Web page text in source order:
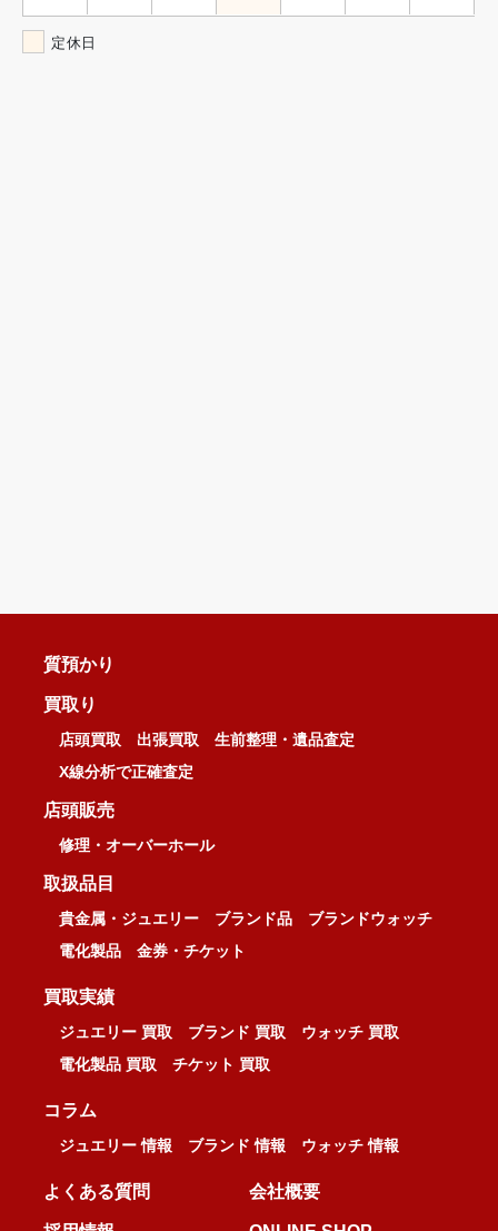
定休日
質預かり
買取り
店頭買取 出張買取
生前整理・遺品査定
X線分析で正確査定
店頭販売
修理・オーバーホール
取扱品目
貴金属・ジュエリー ブランド品
ブランドウォッチ
電化製品
金券・チケット
買取実績
ジュエリー 買取 ブランド 買取
ウォッチ 買取
電化製品 買取
チケット 買取
コラム
ジュエリー 情報 ブランド 情報 ウォッチ 情報
よくある質問 会社概要